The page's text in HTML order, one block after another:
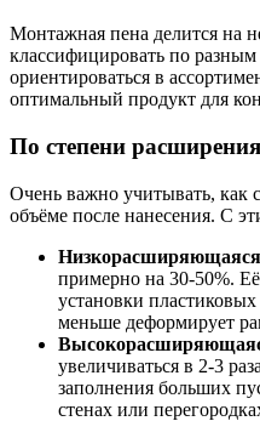
Монтажная пена делится на
классифицировать по
ориентироваться в
оптимальный продукт для
По степени расширения
Очень важно учитывать, как
объёме после нанесения. С
Низкорасширяющаяся
примерно на 30-50%.
установки
меньше деформирует
увеличиваться в 2-3
заполнения больших
стенах или